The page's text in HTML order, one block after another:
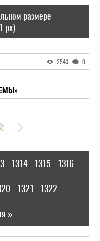
размере
px)
2543 0
1314 1315 1316
1321 1322
»